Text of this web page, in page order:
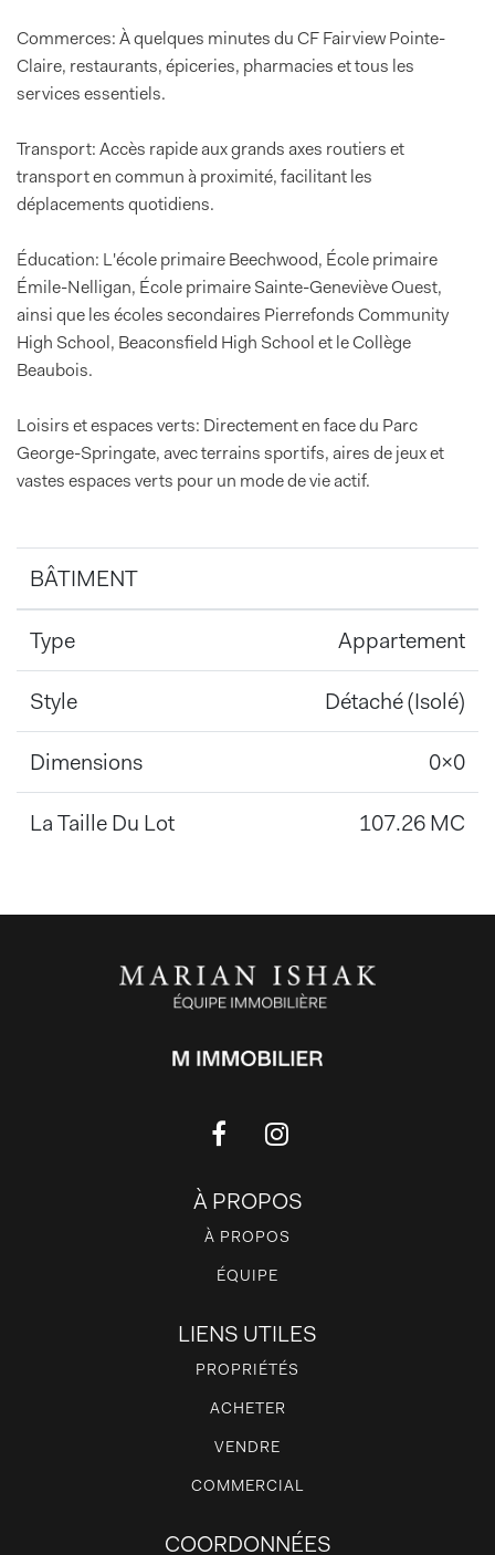
Commerces: À quelques minutes du CF Fairview Pointe-
Claire, restaurants, épiceries, pharmacies et tous les
services essentiels.
Transport: Accès rapide aux grands axes routiers et
transport en commun à proximité, facilitant les
déplacements quotidiens.
Éducation: L'école primaire Beechwood, École primaire
Émile-Nelligan, École primaire Sainte-Geneviève Ouest,
ainsi que les écoles secondaires Pierrefonds Community
High School, Beaconsfield High School et le Collège
Beaubois.
Loisirs et espaces verts: Directement en face du Parc
George-Springate, avec terrains sportifs, aires de jeux et
vastes espaces verts pour un mode de vie actif.
BÂTIMENT
Type Appartement
Style Détaché (Isolé)
Dimensions 0x0
La Taille Du Lot 107.26 MC
À PROPOS
À PROPOS
ÉQUIPE
LIENS UTILES
PROPRIÉTÉS
ACHETER
VENDRE
COMMERCIAL
COORDONNÉES